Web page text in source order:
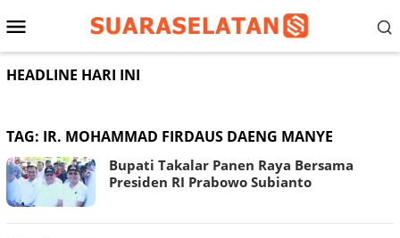
ke
Menu
Mobile
HEADLINE HARI INI
TAG: IR. MOHAMMAD FIRDAUS DAENG MANYE
Bupati Takalar Panen Raya Bersama
Presiden RI Prabowo Subianto